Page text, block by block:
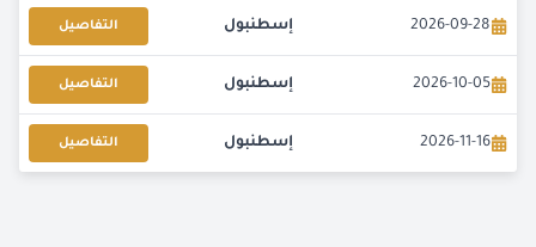
2026-09-28 إسطنبول التفاصيل
2026-10-05 إسطنبول التفاصيل
2026-11-16 إسطنبول التفاصيل